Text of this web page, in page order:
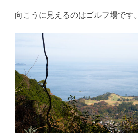
向こうに見えるのはゴルフ場です。